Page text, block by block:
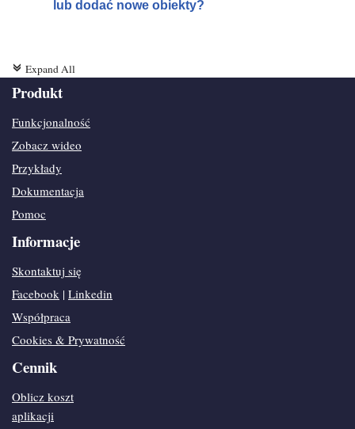
lub dodać nowe obiekty?
c Expand All
Produkt
Funkcjonalność
Zobacz wideo
Przykłady
Dokumentacja
Pomoc
Informacje
Skontaktuj się
Facebook | Linkedin
Współpraca
Cookies & Prywatność
Cennik
Oblicz koszt
aplikacji